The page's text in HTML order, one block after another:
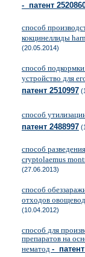
- патент
способ
кокцинеллиды
(20.05.2014)
способ
устройство для
патент 2510997
способ
патент 2488997
способ
cryptolaemus
(27.06.2013)
способ
отходов
(10.04.2012)
способ для
препаратов на
нематод -